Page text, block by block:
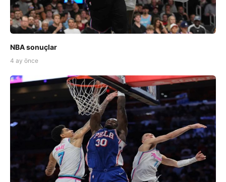
NBA sonuçlar
4 ay önce